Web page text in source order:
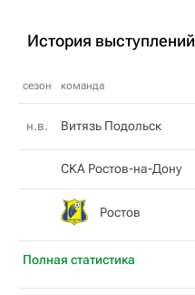
История выступлений
сезон команда
Полная статистика
н.в. Витязь Подольск
СКА Ростов-на-Дону
Ростов